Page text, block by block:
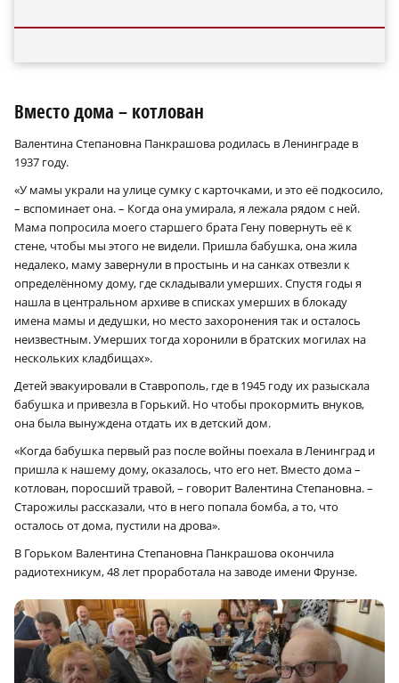
Вместо дома – котлован
Валентина Степановна Панкрашова родилась в Ленинграде в
1937 году.
«У мамы украли на улице сумку с карточками, и это её подкосило,
– вспоминает она. – Когда она умирала, я лежала рядом с ней.
Мама попросила моего старшего брата Гену повернуть её к
стене, чтобы мы этого не видели. Пришла бабушка, она жила
недалеко, маму завернули в простынь и на санках отвезли к
определённому дому, где складывали умерших. Спустя годы я
нашла в центральном архиве в списках умерших в блокаду
имена мамы и дедушки, но место захоронения так и осталось
неизвестным. Умерших тогда хоронили в братских могилах на
нескольких кладбищах».
Детей эвакуировали в Ставрополь, где в 1945 году их разыскала
бабушка и привезла в Горький. Но чтобы прокормить внуков,
она была вынуждена отдать их в детский дом.
«Когда бабушка первый раз после войны поехала в Ленинград и
пришла к нашему дому, оказалось, что его нет. Вместо дома –
котлован, поросший травой, – говорит Валентина Степановна. –
Старожилы рассказали, что в него попала бомба, а то, что
осталось от дома, пустили на дрова».
В Горьком Валентина Степановна Панкрашова окончила
радиотехникум, 48 лет проработала на заводе имени Фрунзе.